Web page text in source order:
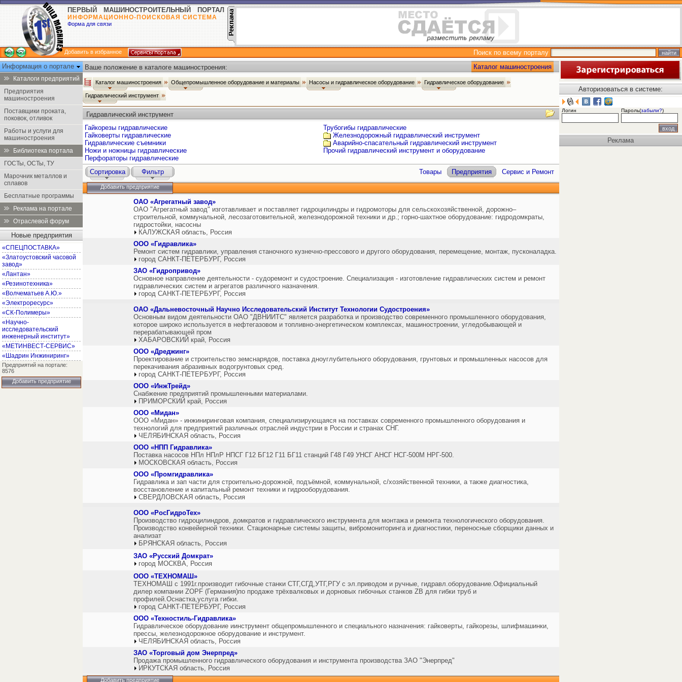
ПЕРВЫЙ МАШИНОСТРОИТЕЛЬНЫЙ ПОРТАЛ
ИНФОРМАЦИОННО-ПОИСКОВАЯ СИСТЕМА
Форма для связи
Добавить в избранное
Поиск по всему порталу
Информация о портале
Каталоги предприятий
Предприятия
машиностроения
Поставщики проката,
поковок, отливок
Работы и услуги для
машиностроения
Библиотека портала
ГОСТы, ОСТы, ТУ
Марочник металлов и
сплавов
Бесплатные программы
Реклама на портале
Отраслевой форум
Новые предприятия
«СПЕЦПОСТАВКА»
«Златоустовский часовой
завод»
«Лантан»
«Резинотехника»
«Волчематьев А.Ю.»
«Электроресурс»
«СК-Полимеры»
«Научно-
исследовательский
инженерный институт»
«МЕТИНВЕСТ-СЕРВИС»
«Шадрин Инжиниринг»
Предприятий на портале:
8576
Добавить предприятие
Ваше положение в каталоге машиностроения: Каталог машиностроения
Каталог машиностроения Общепромышленное оборудование и материалы Насосы и гидравлическое оборудование Гидравлическое оборудование
Гидравлический инструмент
Гидравлический инструмент
Гайкорезы гидравлические
Гайковерты гидравлические
Гидравлические съемники
Ножи и ножницы гидравлические
Перфораторы гидравлические
Трубогибы гидравлические
Железнодорожный гидравлический инструмент
Аварийно-спасательный гидравлический инструмент
Прочий гидравлический инструмент и оборудование
Сортировка Фильтр Товары Предприятия Сервис и Ремонт
Добавить предприятие
ОАО «Агрегатный завод»
ОАО "Агрегатный завод" изготавливает и поставляет гидроцилиндры и гидромоторы для сельскохозяйственной, дорожно–
строительной, коммунальной, лесозаготовительной, железнодорожной техники и др.; горно-шахтное оборудование: гидродомкраты,
гидростойки, насосны
КАЛУЖСКАЯ область, Россия
ООО «Гидравлика»
Ремонт систем гидравлики, управления станочного кузнечно-прессового и другого оборудования, перемещение, монтаж, пусконаладка.
город САНКТ-ПЕТЕРБУРГ, Россия
ЗАО «Гидропривод»
Основное направление деятельности - судоремонт и судостроение. Специализация - изготовление гидравлических систем и ремонт
гидравлических систем и агрегатов различного назначения.
город САНКТ-ПЕТЕРБУРГ, Россия
ОАО «Дальневосточный Научно Исследовательский Институт Технологии Судостроения»
Основным видом деятельности ОАО "ДВНИИТС" является разработка и производство современного промышленного оборудования,
которое широко используется в нефтегазовом и топливно-энергетическом комплексах, машиностроении, угледобывающей и
перерабатывающей пром
ХАБАРОВСКИЙ край, Россия
ООО «Дреджинг»
Проектирование и строительство земснарядов, поставка дноуглубительного оборудования, грунтовых и промышленных насосов для
перекачивания абразивных водогрунтовых сред.
город САНКТ-ПЕТЕРБУРГ, Россия
ООО «ИнжТрейд»
Снабжение предприятий промышленными материалами.
ПРИМОРСКИЙ край, Россия
ООО «Мидан»
ООО «Мидан» - инжиниринговая компания, специализирующаяся на поставках современного промышленного оборудования и
технологий для предприятий различных отраслей индустрии в России и странах СНГ.
ЧЕЛЯБИНСКАЯ область, Россия
ООО «НПП Гидравлика»
Поставка насосов НПл НПлР НПСГ Г12 БГ12 Г11 БГ11 станций Г48 Г49 УНСГ АНСГ НСГ-500М НРГ-500.
МОСКОВСКАЯ область, Россия
ООО «Промгидравлика»
Гидравлика и зап части для строительно-дорожной, подъёмной, коммунальной, с/хозяйственной техники, а также диагностика,
восстановление и капитальный ремонт техники и гидрооборудования.
СВЕРДЛОВСКАЯ область, Россия
ООО «РосГидроТех»
Производство гидроцилиндров, домкратов и гидравлического инструмента для монтажа и ремонта технологического оборудования.
Производство конвейерной техники. Стационарные системы защиты, вибромониторинга и диагностики, переносные сборщики данных и
анализат
БРЯНСКАЯ область, Россия
ЗАО «Русский Домкрат»
город МОСКВА, Россия
ООО «ТЕХНОМАШ»
ТЕХНОМАШ с 1991г.производит гибочные станки СТГ,СГД,УТГ,РГУ с эл.приводом и ручные, гидравл.оборудование.Официальный
дилер компании ZOPF (Германия)по продаже трёхвалковых и дорновых гибочных станков ZB для гибки труб и
профилей.Оснастка,услуга гибки.
город САНКТ-ПЕТЕРБУРГ, Россия
ООО «Техностиль-Гидравлика»
Гидравлическое оборудование иинструмент общепромышленного и специального назначения: гайковерты, гайкорезы, шлифмашинки,
прессы, железнодорожное оборудование и инструмент.
ЧЕЛЯБИНСКАЯ область, Россия
ЗАО «Торговый дом Энерпред»
Продажа промышленного гидравлического оборудования и инструмента производства ЗАО "Энерпред"
ИРКУТСКАЯ область, Россия
Добавить предприятие
Авторизоваться в системе:
Логин Пароль(забыли?)
Реклама